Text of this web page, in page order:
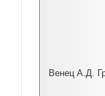
Венец А.Д.